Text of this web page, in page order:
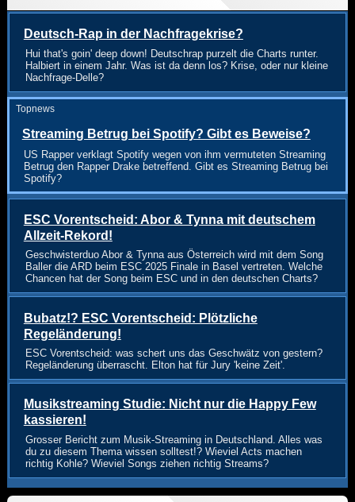
Deutsch-Rap in der Nachfragekrise?
Hui that's goin' deep down! Deutschrap purzelt die Charts runter.
Halbiert in einem Jahr. Was ist da denn los? Krise, oder nur kleine
Nachfrage-Delle?
Topnews
Streaming Betrug bei Spotify? Gibt es Beweise?
US Rapper verklagt Spotify wegen von ihm vermuteten Streaming
Betrug den Rapper Drake betreffend. Gibt es Streaming Betrug bei
Spotify?
ESC Vorentscheid: Abor & Tynna mit deutschem
Allzeit-Rekord!
Geschwisterduo Abor & Tynna aus Österreich wird mit dem Song
Baller die ARD beim ESC 2025 Finale in Basel vertreten. Welche
Chancen hat der Song beim ESC und in den deutschen Charts?
Bubatz!? ESC Vorentscheid: Plötzliche
Regeländerung!
ESC Vorentscheid: was schert uns das Geschwätz von gestern?
Regeländerung überrascht. Elton hat für Jury 'keine Zeit'.
Musikstreaming Studie: Nicht nur die Happy Few
kassieren!
Grosser Bericht zum Musik-Streaming in Deutschland. Alles was
du zu diesem Thema wissen solltest!? Wieviel Acts machen
richtig Kohle? Wieviel Songs ziehen richtig Streams?